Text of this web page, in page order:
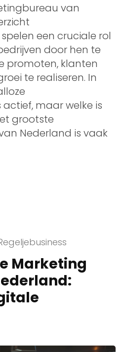
van
een cruciale rol
door hen te
promoten, klanten
te realiseren. In
maar welke is
grootste
Nederland is vaak
Marketing